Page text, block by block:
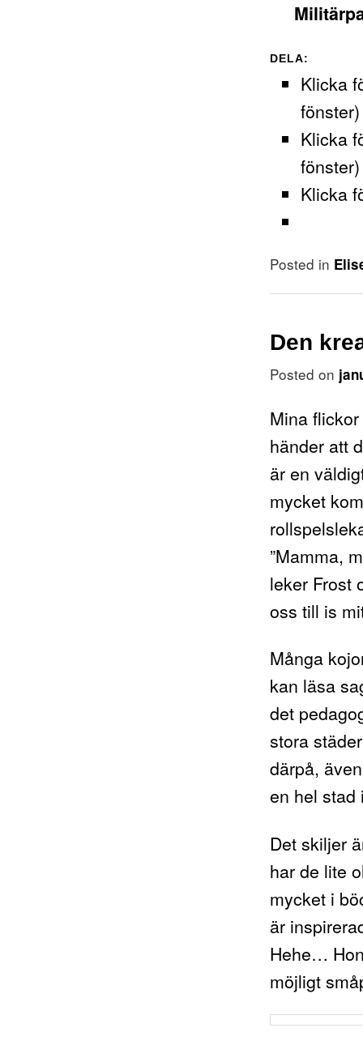
DELA:
Klicka
fönster)
Klicka
fönster)
Klicka
Posted in
Den
Posted on
Mina
händer att
är en
mycket
”Mamma,
leker Frost
oss till is
Många
kan läsa
det
stora
därpå,
en hel stad
Det skiljer
har de lite
mycket i
är
Hehe…
möjligt